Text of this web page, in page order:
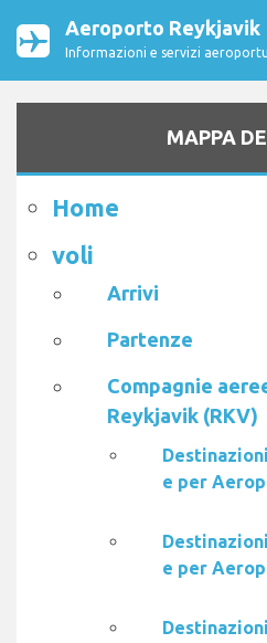
Aeroporto Reykjavik
Informazioni e servizi
MAPPA
Home
voli
Arrivi
Partenze
Compagnie
Reykjavik (RKV)
e per
e per